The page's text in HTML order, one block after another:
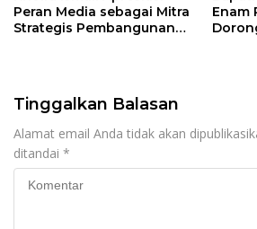
Peran Media sebagai Mitra
Strategis Pembangunan
Enam
Tinggalkan Balasan
Alamat email Anda tidak akan
ditandai *